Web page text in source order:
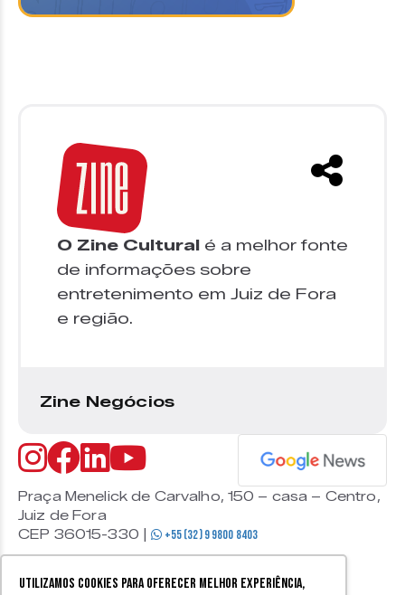
Utilizamos cookies para oferecer melhor experiência,
O Zine Cultural é a melhor fonte
de informações sobre
entretenimento em Juiz de Fora
e região.
Zine Negócios
Praça Menelick de Carvalho, 150 – casa – Centro,
Juiz de Fora
CEP 36015-330 |
+55 (32) 9 9800 8403